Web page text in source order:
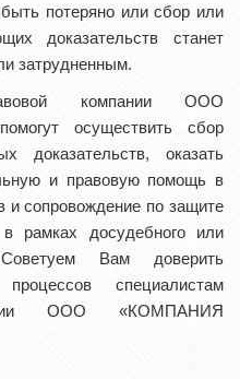
потеряно или сбор или
доказательств станет
затрудненным.
компании ООО
осуществить сбор
доказательств, оказать
и правовую помощь в
и сопровождение по защите
рамках досудебного или
Советуем Вам доверить
специалистам
ООО «КОМПАНИЯ